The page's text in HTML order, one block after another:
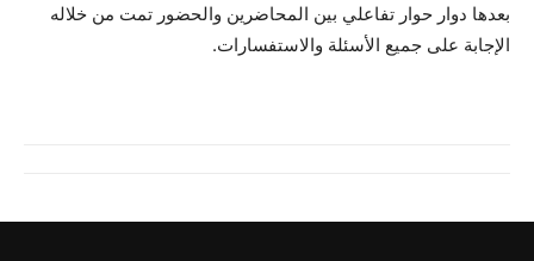
بعدها دوار حوار تفاعلي بين المحاضرين والحضور تمت من خلاله
الإجابة على جميع الأسئلة والاستفسارات.